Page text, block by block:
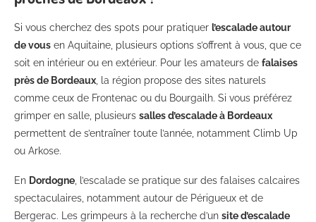
Si vous cherchez des spots pour pratiquer l’escalade autour
de vous en Aquitaine, plusieurs options s’offrent à vous, que ce
soit en intérieur ou en extérieur. Pour les amateurs de falaises
près de Bordeaux , la région propose des sites naturels
comme ceux de Frontenac ou du Bourgailh. Si vous préférez
grimper en salle, plusieurs salles d’escalade à Bordeaux
permettent de s’entraîner toute l’année, notamment Climb Up
ou Arkose.
En Dordogne , l’escalade se pratique sur des falaises calcaires
spectaculaires, notamment autour de Périgueux et de
Bergerac. Les grimpeurs à la recherche d’un site d’escalade